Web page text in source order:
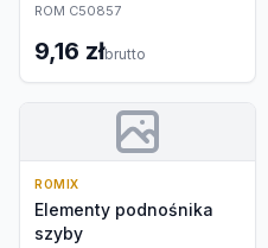
ROM C50857
9,16 złbrutto
ROMIX
Elementy podnośnika
szyby